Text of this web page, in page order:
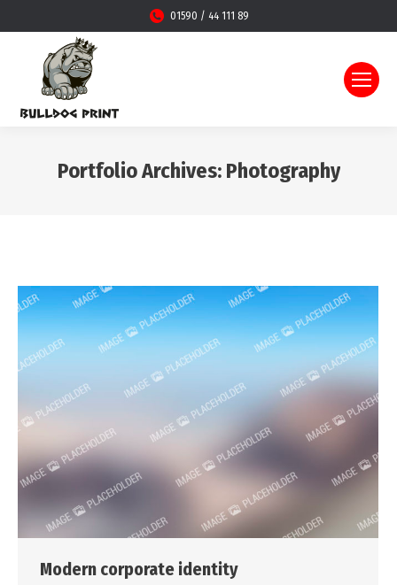
01590 / 44 111 89
Portfolio Archives: Photography
Modern corporate identity